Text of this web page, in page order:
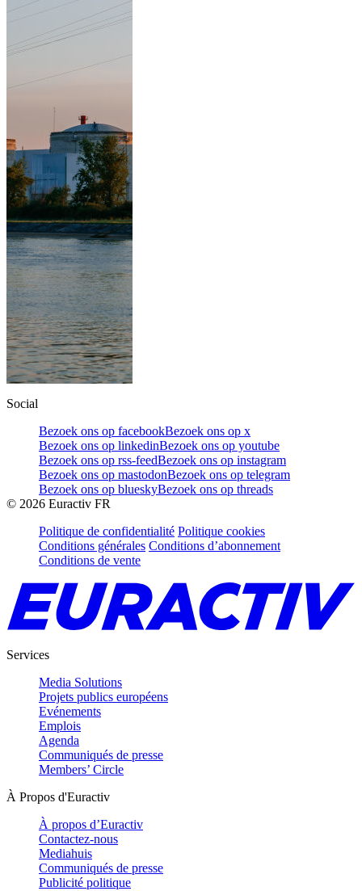
Social
Bezoek ons op facebookBezoek ons op x
Bezoek ons op linkedinBezoek ons op youtube
Bezoek ons op rss-feedBezoek ons op instagram
Bezoek ons op mastodonBezoek ons op telegram
Bezoek ons op blueskyBezoek ons op threads
© 2026 Euractiv FR
Politique de confidentialité Politique cookies
Conditions générales Conditions d’abonnement
Conditions de vente
Services
Media Solutions
Projets publics européens
Evénements
Emplois
Agenda
Communiqués de presse
Members’ Circle
À Propos d'Euractiv
À propos d’Euractiv
Contactez-nous
Mediahuis
Communiqués de presse
Publicité politique